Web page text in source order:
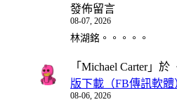
發佈留言
08-07, 2026
林湖銘。。。。。
「 Michael Carter」於
版下載（FB傳訊軟體
08-06, 2026